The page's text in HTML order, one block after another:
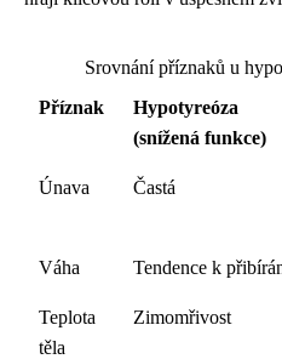
Srovnání příznaků u
Příznak
Hypotyreóza
(snížená funkce)
Únava Častá
Váha Tendence k
Teplota
těla
Zimomřivost